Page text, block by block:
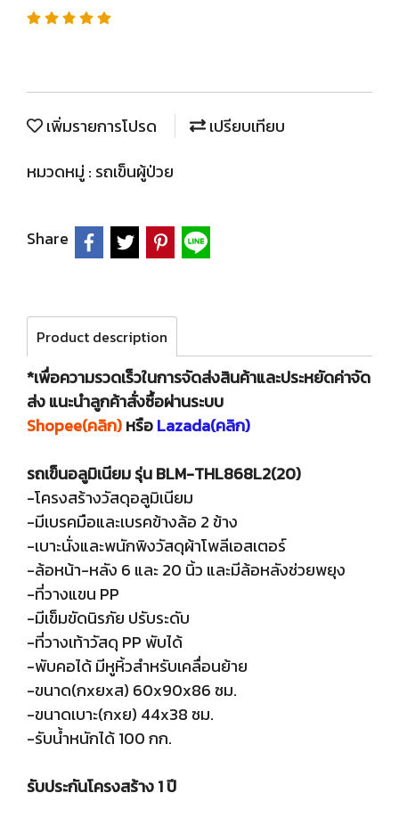
เพิ่มรายการโปรด
เปรียบเทียบ
หมวดหมู่ : รถเข็นผู้ป่วย
Share
Product description
*เพื่อความรวดเร็วในการจัดส่งสินค้าและประหยัดค่าจัด
ส่ง แนะนำลูกค้าสั่งซื้อผ่านระบบ
Shopee(คลิก)หรือLazada(คลิก)
รถเข็นอลูมิเนียม รุ่น BLM-THL868L2(20)
-โครงสร้างวัสดุอลูมิเนียม
-มีเบรคมือและเบรคข้างล้อ 2 ข้าง
-เบาะนั่งและพนักพิงวัสดุผ้าโพลีเอสเตอร์
-ล้อหน้า-หลัง 6 และ 20 นิ้ว และมีล้อหลังช่วยพยุง
-ที่วางแขน PP
-มีเข็มขัดนิรภัย ปรับระดับ
-ที่วางเท้าวัสดุ PP พับได้
-พับคอได้ มีหูหิ้วสำหรับเคลื่อนย้าย
-ขนาด(กxยxส) 60x90x86 ซม.
-ขนาดเบาะ(กxย) 44x38 ซม.
-รับน้ำหนักได้ 100 กก.
รับประกันโครงสร้าง 1 ปี